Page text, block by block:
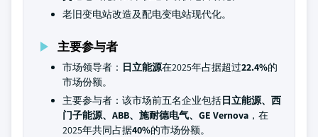
老旧变电站改造及配电变电站现代化。
主要参与者
市场领导者： 日立能源在2025年占据超过22.4%的
市场份额。
主要参与者：该市场前五名企业包括日立能源、西
门子能源、ABB、施耐德电气、GE Vernova ，在
2025年共同占据40%的市场份额。